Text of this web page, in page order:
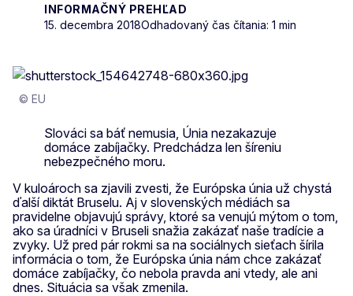
INFORMAČNÝ PREHĽAD
15. decembra 2018Odhadovaný čas čítania: 1 min
© EU
Slováci sa báť nemusia, Únia nezakazuje
domáce zabíjačky. Predchádza len šíreniu
nebezpečného moru.
V kuloároch sa zjavili zvesti, že Európska únia už chystá
ďalší diktát Bruselu. Aj v slovenských médiách sa
pravidelne objavujú správy, ktoré sa venujú mýtom o tom,
ako sa úradníci v Bruseli snažia zakázať naše tradície a
zvyky. Už pred pár rokmi sa na sociálnych sieťach šírila
informácia o tom, že Európska únia nám chce zakázať
domáce zabíjačky, čo nebola pravda ani vtedy, ale ani
dnes. Situácia sa však zmenila.